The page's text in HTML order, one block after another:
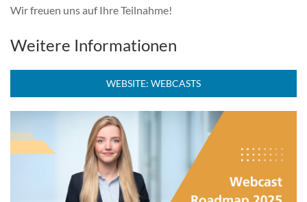
Wir freuen uns auf Ihre Teilnahme!
Weitere Informationen
WEBSITE: WEBCASTS